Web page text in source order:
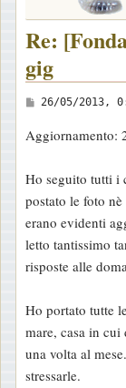
Re:
gig
M
s
a
g
g
i
o
26/05/2013,
Aggiornamento:
Ho seguito tutti i
postato le foto
erano evidenti
letto tantissimo
risposte alle
Ho portato tutte
mare, casa in
una volta al
stressarle.